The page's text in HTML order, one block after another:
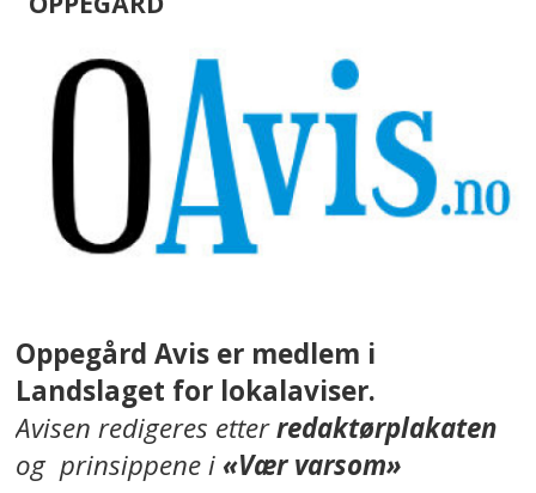
Oppegård Avis er medlem i
Landslaget for lokalaviser.
Avisen redigeres etterredaktørplakaten
og prinsippene i«Vær varsom»